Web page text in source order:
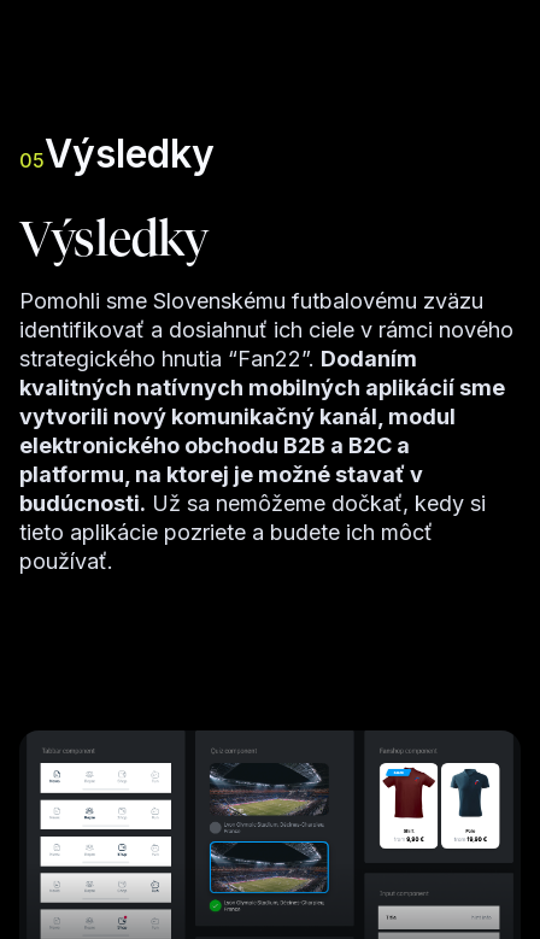
05Výsledky
Výsledky
Pomohli sme Slovenskému futbalovému zväzu
identifikovať a dosiahnuť ich ciele v rámci nového
strategického hnutia “Fan22”. Dodaním
kvalitných natívnych mobilných aplikácií sme
vytvorili nový komunikačný kanál, modul
elektronického obchodu B2B a B2C a
platformu, na ktorej je možné stavať v
budúcnosti. Už sa nemôžeme dočkať, kedy si
tieto aplikácie pozriete a budete ich môcť
používať.